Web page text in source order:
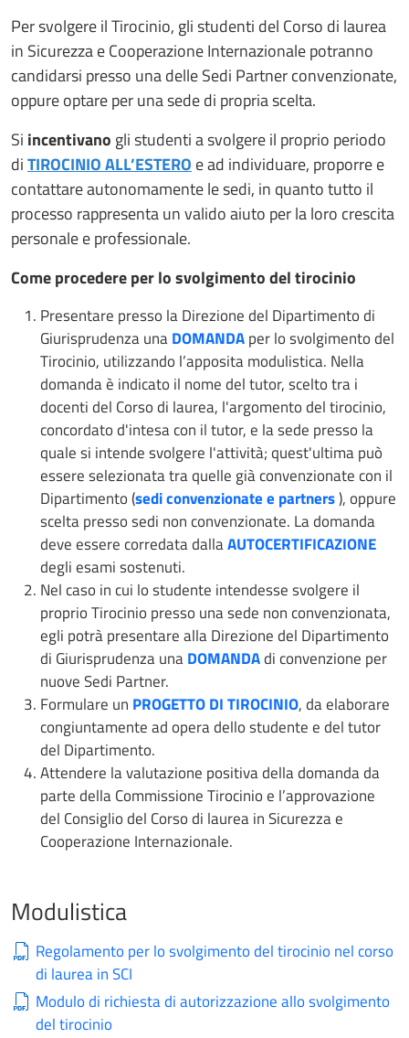
Per svolgere il Tirocinio, gli studenti del Corso di laurea
in Sicurezza e Cooperazione Internazionale potranno
candidarsi presso una delle Sedi Partner convenzionate,
oppure optare per una sede di propria scelta.
Si incentivano gli studenti a svolgere il proprio periodo
diTIROCINIO ALL’ESTERO e ad individuare, proporre e
contattare autonomamente le sedi, in quanto tutto il
processo rappresenta un valido aiuto per la loro crescita
personale e professionale.
Come procedere per lo svolgimento del tirocinio
Presentare presso la Direzione del Dipartimento di
Giurisprudenza unaDOMANDAper lo svolgimento del
Tirocinio, utilizzando l’apposita modulistica. Nella
domanda è indicato il nome del tutor, scelto tra i
docenti del Corso di laurea, l'argomento del tirocinio,
concordato d'intesa con il tutor, e la sede presso la
quale si intende svolgere l'attività; quest'ultima può
essere selezionata tra quelle già convenzionate con il
Dipartimento (sedi convenzionate e partners), oppure
scelta presso sedi non convenzionate. La domanda
deve essere corredata dallaAUTOCERTIFICAZIONE
degli esami sostenuti.
Nel caso in cui lo studente intendesse svolgere il
proprio Tirocinio presso una sede non convenzionata,
egli potrà presentare alla Direzione del Dipartimento
di Giurisprudenza unaDOMANDAdi convenzione per
nuove Sedi Partner.
Formulare un PROGETTO DI TIROCINIO, da elaborare
congiuntamente ad opera dello studente e del tutor
del Dipartimento.
Attendere la valutazione positiva della domanda da
parte della Commissione Tirocinio e l’approvazione
del Consiglio del Corso di laurea in Sicurezza e
Cooperazione Internazionale.
Modulistica
Regolamento per lo svolgimento del tirocinio nel corso
di laurea in SCI
Modulo di richiesta di autorizzazione allo svolgimento
del tirocinio